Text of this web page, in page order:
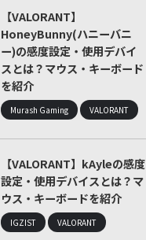
【VALORANT】
HoneyBunny(ハニーバニ
ー)の感度設定・使用デバイ
スとは？マウス・キーボード
を紹介
Murash Gaming VALORANT
【VALORANT】kAyleの感度
設定・使用デバイスとは？マ
ウス・キーボードを紹介
IGZIST VALORANT